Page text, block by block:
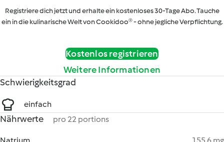
Registriere dich jetzt und erhalte ein kostenloses 30-Tage Abo. Tauche
ein in die kulinarische Welt von Cookidoo® - ohne jegliche Verpflichtung.
Kostenlos registrieren
Weitere Informationen
Schwierigkeitsgrad
einfach
Nährwerte pro 22 portions